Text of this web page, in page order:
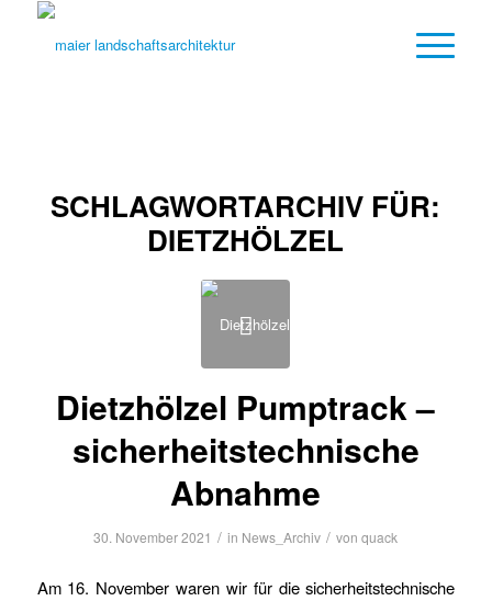
SCHLAGWORTARCHIV FÜR:
DIETZHÖLZEL
Dietzhölzel Pumptrack –
sicherheitstechnische
Abnahme
30. November 2021 / in News_Archiv / vonquack
Am 16. November waren wir für die sicherheitstechnische